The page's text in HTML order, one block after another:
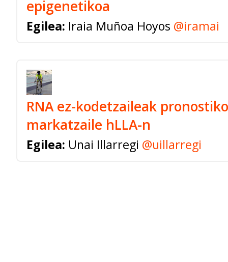
epigenetikoa
Egilea: Iraia Muñoa Hoyos @iramai
RNA ez-kodetzaileak
markatzaile hLLA-n
Egilea: Unai Illarregi @uillarregi